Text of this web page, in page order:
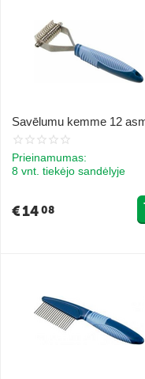
Savēlumu kemme 12
Prieinamumas:
8 vnt. tiekėjo sandėlyje
€1408